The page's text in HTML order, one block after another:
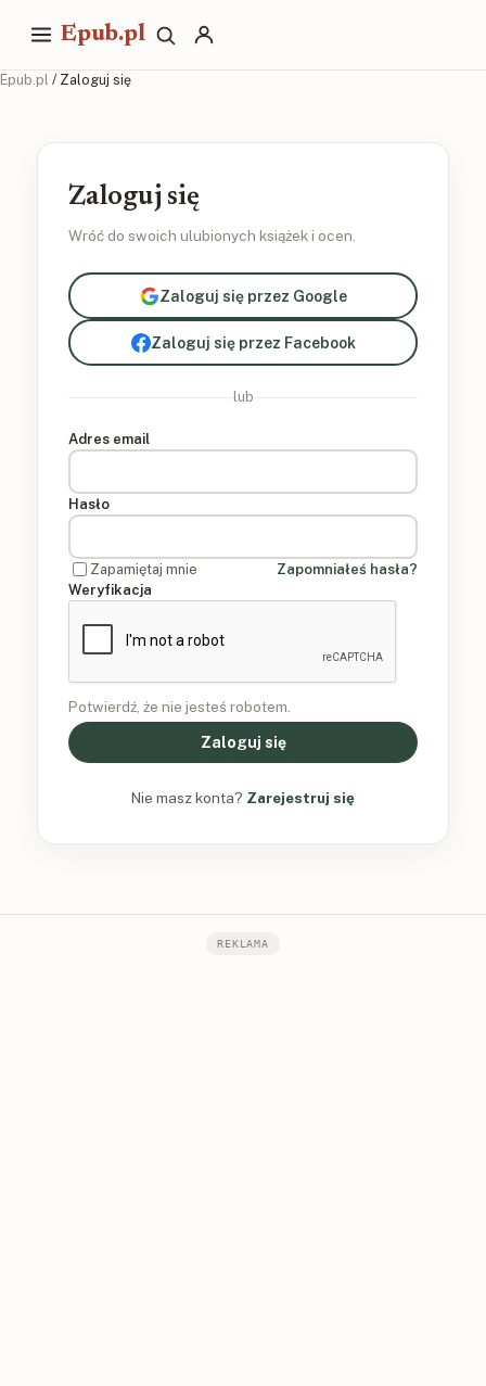
Epub.pl
Epub.pl / Zaloguj się
Zaloguj się
Wróć do swoich ulubionych książek i ocen.
Zaloguj się przez Google
Zaloguj się przez Facebook
lub
Adres email
Hasło
Zapamiętaj mnie
Zapomniałeś hasła?
Weryfikacja
Potwierdź, że nie jesteś robotem.
Zaloguj się
Nie masz konta? Zarejestruj się
REKLAMA